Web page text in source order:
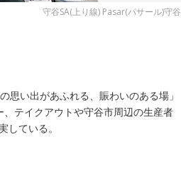
守谷SA(上り線) Pasar(パサール)守谷
思い出があふれる、賑わいのある場」
テイクアウトや守谷市周辺の生産者
ている。